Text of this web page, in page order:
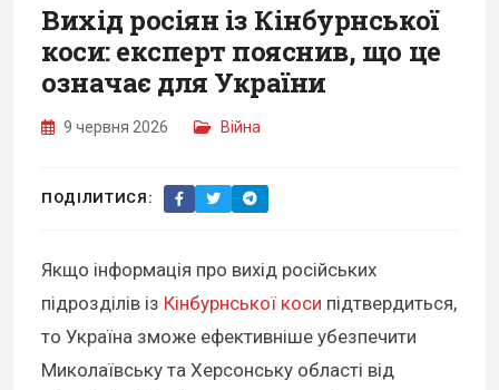
Вихід росіян із Кінбурнської
коси: експерт пояснив, що це
означає для України
9 червня 2026 Війна
ПОДІЛИТИСЯ:
Якщо інформація про вихід російських
підрозділів із Кінбурнської коси підтвердиться,
то Україна зможе ефективніше убезпечити
Миколаївську та Херсонську області від